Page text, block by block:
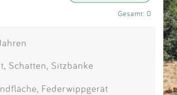
Gesamt: 0
Schatten, Sitzbänke
Federwippgerät